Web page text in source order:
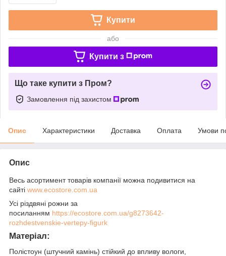
Купити
або
Купити з
Що таке купити з Пром?
Замовлення під захистом
Опис Характеристики Доставка Оплата Умови
Опис
Весь асортимент товарів компанії можна подивитися на
сайті www.ecostore.com.ua
Усі різдвяні рожни за
посиланням https://ecostore.com.ua/g8273642-
rozhdestvenskie-vertepy-figurk
Матеріал:
Полістоун (штучний камінь) стійкий до впливу вологи,